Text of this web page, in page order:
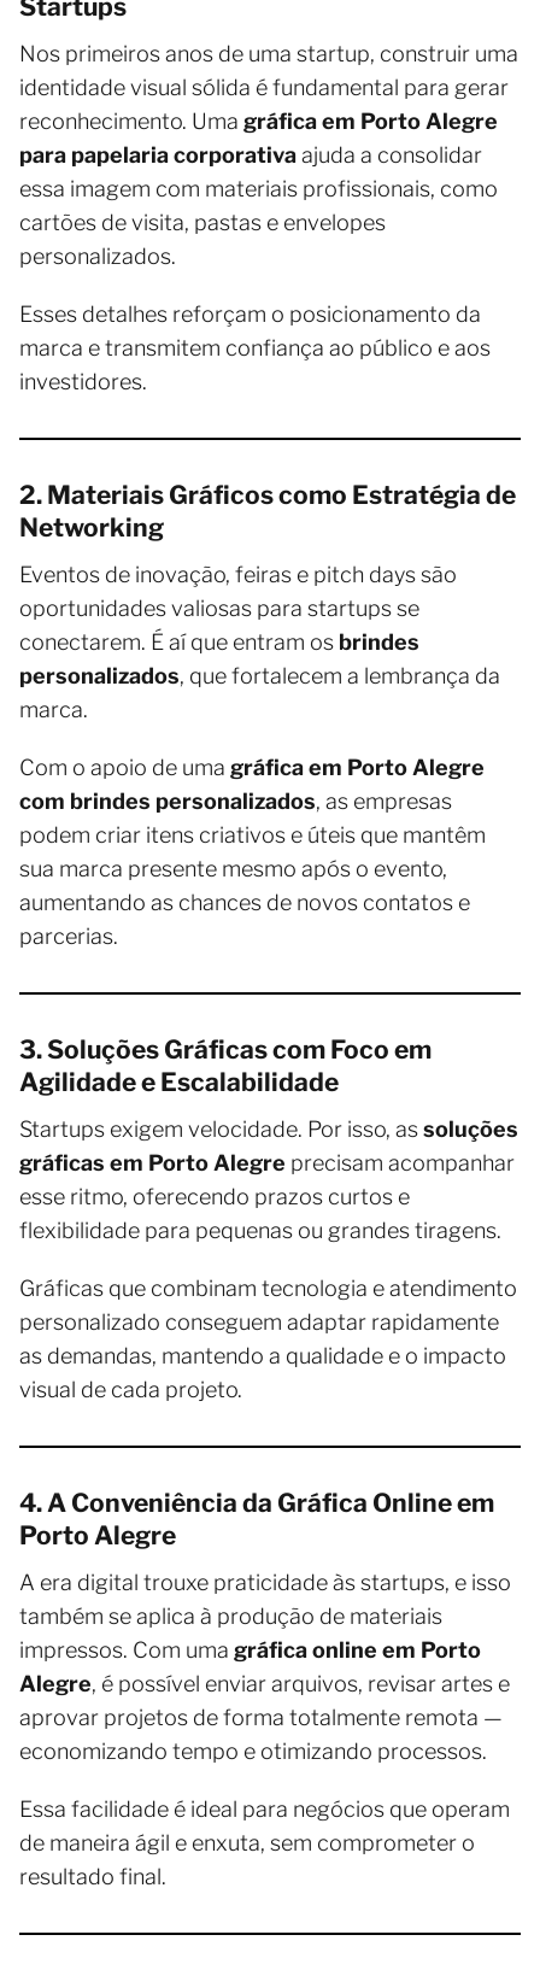
Startups
Nos primeiros anos de uma startup, construir uma
identidade visual sólida é fundamental para gerar
reconhecimento. Uma gráfica em Porto Alegre
para papelaria corporativaajuda a consolidar
essa imagem com materiais profissionais, como
cartões de visita, pastas e envelopes
personalizados.
Esses detalhes reforçam o posicionamento da
marca e transmitem confiança ao público e aos
investidores.
2. Materiais Gráficos como Estratégia de
Networking
Eventos de inovação, feiras e pitch days são
oportunidades valiosas para startups se
conectarem. É aí que entram os brindes
personalizados, que fortalecem a lembrança da
marca.
Com o apoio de uma gráfica em Porto Alegre
com brindes personalizados, as empresas
podem criar itens criativos e úteis que mantêm
sua marca presente mesmo após o evento,
aumentando as chances de novos contatos e
parcerias.
3. Soluções Gráficas com Foco em
Agilidade e Escalabilidade
Startups exigem velocidade. Por isso, assoluções
gráficas em Porto Alegre precisam acompanhar
esse ritmo, oferecendo prazos curtos e
flexibilidade para pequenas ou grandes tiragens.
Gráficas que combinam tecnologia e atendimento
personalizado conseguem adaptar rapidamente
as demandas, mantendo a qualidade e o impacto
visual de cada projeto.
4. A Conveniência da Gráfica Online em
Porto Alegre
A era digital trouxe praticidade às startups, e isso
também se aplica à produção de materiais
impressos. Com uma gráfica online em Porto
Alegre, é possível enviar arquivos, revisar artes e
aprovar projetos de forma totalmente remota —
economizando tempo e otimizando processos.
Essa facilidade é ideal para negócios que operam
de maneira ágil e enxuta, sem comprometer o
resultado final.